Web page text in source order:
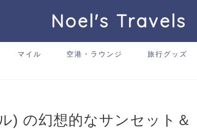
Noel's Travels
マイル 空港・ラウンジ 旅行グッズ
) の幻想的なサンセット＆